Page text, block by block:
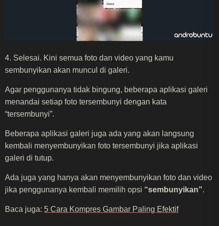
4. Selesai. Kini semua foto dan video yang kamu
sembunyikan akan muncul di galeri.
Agar penggunanya tidak bingung, beberapa aplikasi galeri
menandai setiap foto tersembunyi dengan kata
“tersembunyi”.
Beberapa aplikasi galeri juga ada yang akan langsung
kembali menyembunyikan foto tersembunyi jika aplikasi
galeri di tutup.
Ada juga yang hanya akan menyembunyikan foto dan video
jika penggunanya kembali memilih opsi “sembunyikan”.
Baca juga: 5 Cara Kompres Gambar Paling Efektif